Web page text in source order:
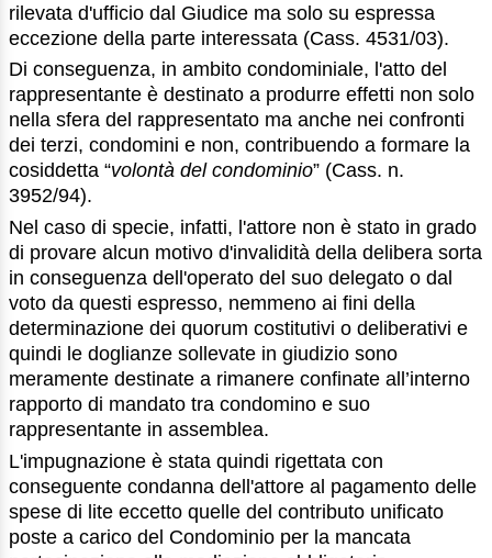
rilevata d'ufficio dal Giudice ma solo su espressa
eccezione della parte interessata (Cass. 4531/03).
Di conseguenza, in ambito condominiale, l'atto del
rappresentante è destinato a produrre effetti non solo
nella sfera del rappresentato ma anche nei confronti
dei terzi, condomini e non, contribuendo a formare la
cosiddetta “volontà del condominio” (Cass. n.
3952/94).
Nel caso di specie, infatti, l'attore non è stato in grado
di provare alcun motivo d'invalidità della delibera sorta
in conseguenza dell'operato del suo delegato o dal
voto da questi espresso, nemmeno ai fini della
determinazione dei quorum costitutivi o deliberativi e
quindi le doglianze sollevate in giudizio sono
meramente destinate a rimanere confinate all’interno
rapporto di mandato tra condomino e suo
rappresentante in assemblea.
L'impugnazione è stata quindi rigettata con
conseguente condanna dell'attore al pagamento delle
spese di lite eccetto quelle del contributo unificato
poste a carico del Condominio per la mancata